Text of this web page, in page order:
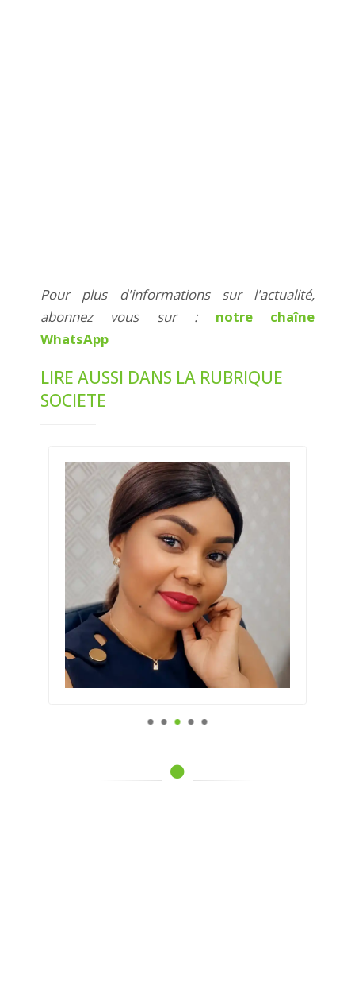
Pour plus d'informations sur l'actualité,
abonnez vous sur : notre chaîne
WhatsApp
LIRE AUSSI DANS LA RUBRIQUE
SOCIETE